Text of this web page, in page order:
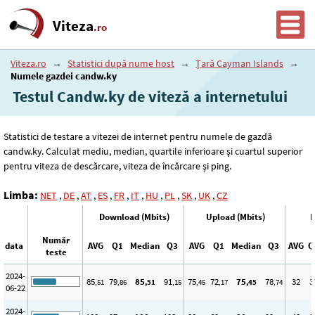
Viteza.ro
Viteza.ro → Statistici după nume host → Țară Cayman Islands →
Numele gazdei candw.ky
Testul Candw.ky de viteză a internetului
Statistici de testare a vitezei de internet pentru numele de gazdă
candw.ky. Calculat mediu, median, quartile inferioare și cuartul superior
pentru viteza de descărcare, viteza de încărcare și ping.
Limba: NET , DE ,AT , ES , FR , IT , HU , PL ,SK , UK ,CZ
Download (Mbits) Upload (Mbits)
data
Număr
teste
AVG Q1 Median Q3 AVG Q1 Median Q3 AVG
2024-
06-22
85,51 79,86 85,51 91,15 75,45 72,17 75,45 78,74 32
2024-